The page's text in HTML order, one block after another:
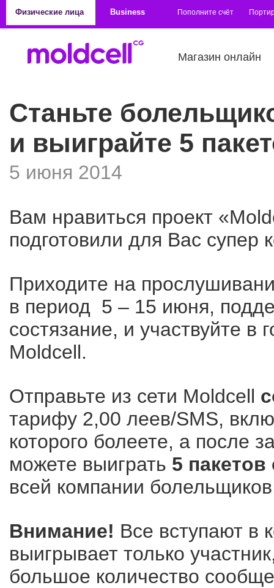
Физические лица
Business Пополните счёт
Магазин онлайн
Станьте
и выиграйте 5
5 июня 2014
Вам нравиться проект
подготовили для Вас супер
Приходите на
в период 5 – 15 июня,
состязание, и участвуйте в
Moldcell.
Отправьте из сети Moldcell
тарифу 2,00 леев/SMS,
которого болеете, а после
можете выиграть 5
всей компании
Внимание! Все вступают в
выигрывает только
большое количество